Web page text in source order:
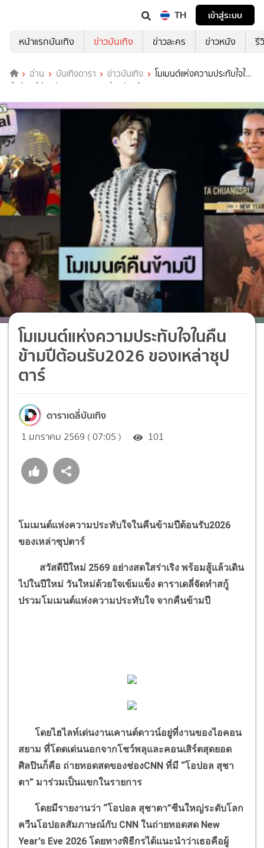
TH
เข้าสู่ระบบ
หน้าแรกบันเทิง
ข่าวบันเทิง ข่าวละคร ข่าวหนัง รี
อ่าน บันเทิงดารา ข่าวบันเทิง
โมเมนต์แห่งความประทับใจใน
คืนข้ามปีต้อนรับ2026 ของเหล่าซุปตาร์
โมเมนต์แห่งความประทับใจในคืน
ข้ามปีต้อนรับ2026 ของเหล่าซุป
ตาร์
ดาราเดลี่บันเทิง
1 มกราคม 2569 ( 07:05 ) 101
โมเมนต์แห่งความประทับใจในคืนข้ามปีต้อนรับ2026
ของเหล่าซุปตาร์
สวัสดีปีใหม่ 2569 อย่างสดใสร่าเริง พร้อมสู้แล้วเดิน
ไปในปีใหม่ วันใหม่ด้วยใจเข้มแข็ง ดาราเดลี่จัดทำสกู้
ปรวมโมเมนต์แห่งความประทับใจ จากคืนข้ามปี
โดยไฮไลท์เด่นงานเคานต์ดาวน์อยู่ที่งานของไอคอน
สยาม ที่โดดเด่นนอกจากโชว์พลุและคอนเสิร์ตสุดยอด
ศิลปินก็คือ ถ่ายทอดสดของช่องCNN ที่มี “โอปอล สุชา
ตา” มาร่วมเป็นแขกในรายการ
โดยมีรายงานว่า “โอปอล สุชาตา”ซีนใหญ่ระดับโลก
ควีนโอปอลสัมภาษณ์กับ CNN ในถ่ายทอดสด New
Year's Eve 2026 โดยทางพิธีกรได้แนะนำว่าเธอคือผู้